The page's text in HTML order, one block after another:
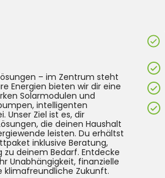
– im Zentrum steht
Energien bieten wir dir eine
Solarmodulen und
intelligenten
Unser Ziel ist es, dir
die deinen Haushalt
leisten. Du erhältst
inklusive Beratung,
zu deinem Bedarf. Entdecke
Unabhängigkeit, finanzielle
klimafreundliche Zukunft.